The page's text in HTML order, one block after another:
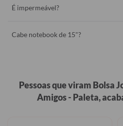
É impermeável?
Cabe notebook de 15"?
Pessoas que viram Bolsa
Amigos - Paleta,